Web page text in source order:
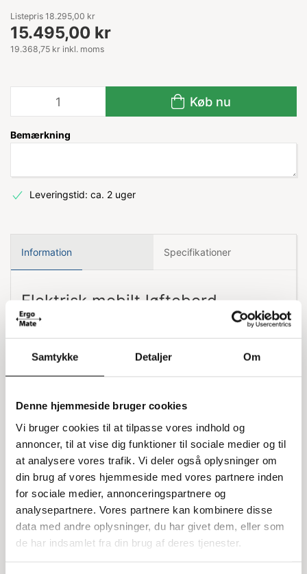
Samtykke Detaljer Om
Denne hjemmeside bruger cookies
Vi bruger cookies til at tilpasse vores indhold og
annoncer, til at vise dig funktioner til sociale medier og til
at analysere vores trafik. Vi deler også oplysninger om
din brug af vores hjemmeside med vores partnere inden
for sociale medier, annonceringspartnere og
analysepartnere. Vores partnere kan kombinere disse
data med andre oplysninger, du har givet dem, eller som
de har indsamlet fra din brug af deres tjenester.
Listepris 18.295,00 kr
15.495,00 kr
19.368,75 kr inkl. moms
Køb nu
Bemærkning
Leveringstid: ca. 2 uger
Information Specifikationer
Elektrisk mobilt løftebord
Dette elektriske mobile løftebord er lavet i robust
lasteevne på 300 kg og en løftehøjde fra 49,5 til
160 cm. Bordet måler 52x101 cm, og egenvægten
styres med trykknapper til løft og sænkning.
Hydraulisk system og batteri
Løftebordet er udstyret med en europæisk
pumpeenhed (DC/700W) og vedligeholdelsesfrie
tyske batterier, som sikrer mange driftstimer pr.
opladning og en lang levetid. Det inkluderer et
batteri på 70Ah/12V, en lader på 10Ah/12V, et
ladedisplay og et ladekabel.